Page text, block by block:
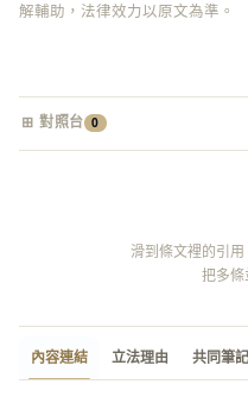
解輔助，法律效力以原文為準。
⊞ 對照台 0
滑到條文裡的引用
把多
內容連結 立法理由 共同筆記